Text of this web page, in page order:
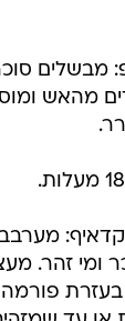
מהאש
זהר.
בקוטר 4 סמ בעזרת